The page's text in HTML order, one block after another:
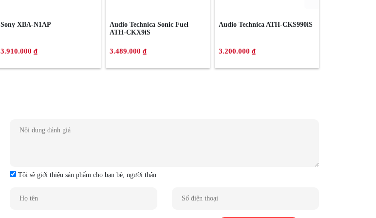
Sony XBA-N1AP
3.910.000 ₫
Audio Technica Sonic Fuel
ATH-CKX9iS
3.489.000 ₫
Audio Technica ATH-CKS990iS
3.200.000 ₫
Tôi sẽ giới thiệu sản phẩm cho bạn bè, người thân